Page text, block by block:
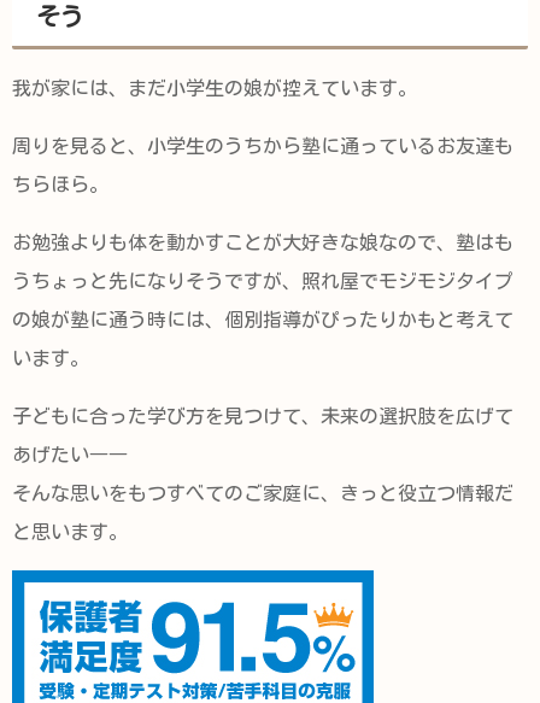
そう
我が家には、まだ小学生の娘が控えています。
周りを見ると、小学生のうちから塾に通っているお友達も
ちらほら。
お勉強よりも体を動かすことが大好きな娘なので、塾はも
うちょっと先になりそうですが、照れ屋でモジモジタイプ
の娘が塾に通う時には、個別指導がぴったりかもと考えて
います。
子どもに合った学び方を見つけて、未来の選択肢を広げて
あげたい――
そんな思いをもつすべてのご家庭に、きっと役立つ情報だ
と思います。